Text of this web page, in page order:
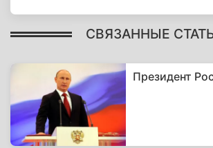
СВЯЗАННЫЕ
Президент